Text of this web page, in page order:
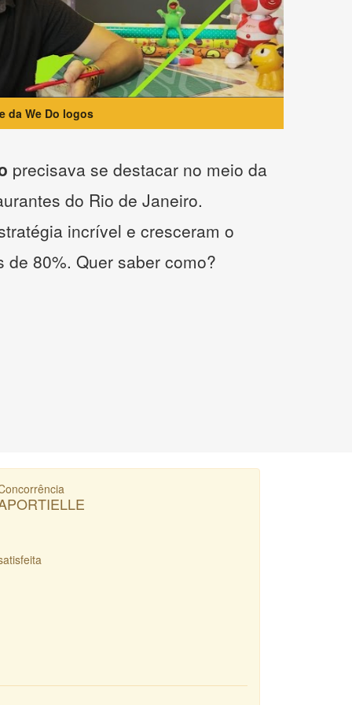
da We Do logos
precisava se destacar no meio da
do Rio de Janeiro.
incrível e cresceram o
de 80%. Quer saber como?